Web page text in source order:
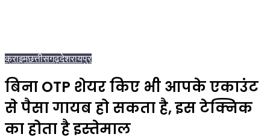
क्राइमछत्तीसगढ़देशरायपुर
बिना OTP शेयर किए भी आपके एकाउंट
से पैसा गायब हो सकता है, इस टेक्निक
का होता है इस्तेमाल